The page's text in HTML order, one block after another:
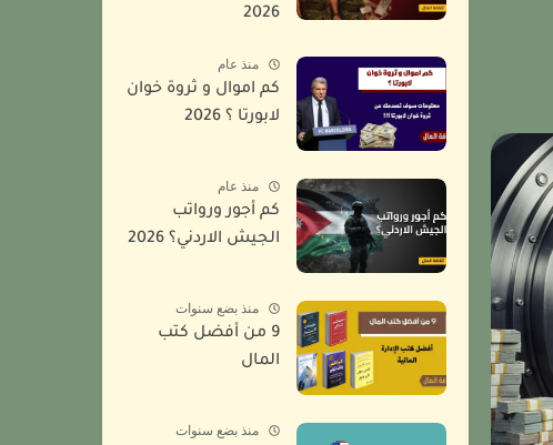
2026
منذ عام
كم اموال و ثروة خوان
لابورتا ؟ 2026
منذ عام
كم أجور ورواتب
الجيش الاردني؟ 2026
منذ بضع سنوات
9 من أفضل كتب
المال
منذ بضع سنوات